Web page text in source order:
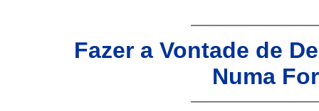
Fazer a Vontade de
Numa